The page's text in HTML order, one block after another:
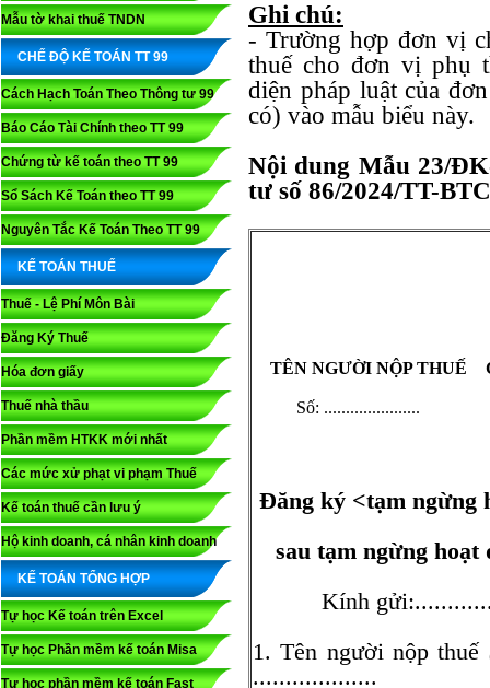
Mẫu tờ khai thuế TNDN
CHẾ ĐỘ KẾ TOÁN TT 99
Cách Hạch Toán Theo Thông tư 99
Báo Cáo Tài Chính theo TT 99
Chứng từ kế toán theo TT 99
Sổ Sách Kế Toán theo TT 99
Nguyên Tắc Kế Toán Theo TT 99
KẾ TOÁN THUẾ
Thuế - Lệ Phí Môn Bài
Đăng Ký Thuế
Hóa đơn giấy
Thuế nhà thầu
Phần mềm HTKK mới nhất
Các mức xử phạt vi phạm Thuế
Kế toán thuế cần lưu ý
Hộ kinh doanh, cá nhân kinh doanh
KẾ TOÁN TỔNG HỢP
Tự học Kế toán trên Excel
Tự học Phần mềm kế toán Misa
Tự học phần mềm kế toán Fast
Ghi chú:
- Trường hợp đơn vị
thuế cho đơn vị phụ
diện pháp luật của
có) vào mẫu biểu này.
Nội dung Mẫu 23/
tư số 86/2024/TT-
TÊN NGƯỜI NỘP THUẾ
Số: ......................
Đăng ký <tạm ngừng
sau tạm ngừng
Kính
1. Tên người nộp thuế
...................